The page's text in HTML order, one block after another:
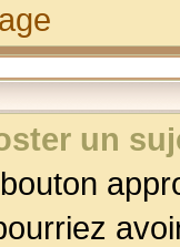
un